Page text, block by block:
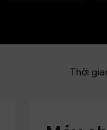
Thời